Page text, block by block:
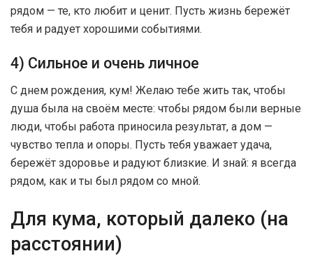
рядом — те, кто любит и ценит. Пусть жизнь бережёт
тебя и радует хорошими событиями.
4) Сильное и очень личное
С днем рождения, кум! Желаю тебе жить так, чтобы
душа была на своём месте: чтобы рядом были верные
люди, чтобы работа приносила результат, а дом —
чувство тепла и опоры. Пусть тебя уважает удача,
бережёт здоровье и радуют близкие. И знай: я всегда
рядом, как и ты был рядом со мной.
Для кума, который далеко (на
расстоянии)